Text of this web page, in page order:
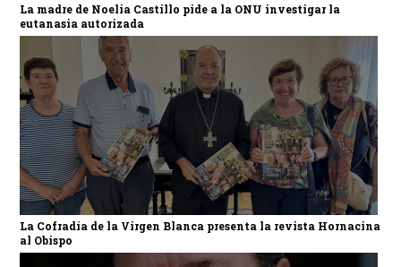
La madre de Noelia Castillo pide a la ONU investigar la
eutanasia autorizada
La Cofradía de la Virgen Blanca presenta la revista Hornacina
al Obispo